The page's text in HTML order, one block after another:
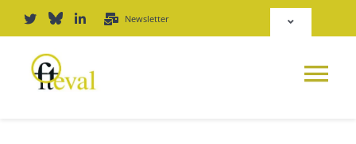
Inhalt
springen
Newsletter
Toggle
Deutsch